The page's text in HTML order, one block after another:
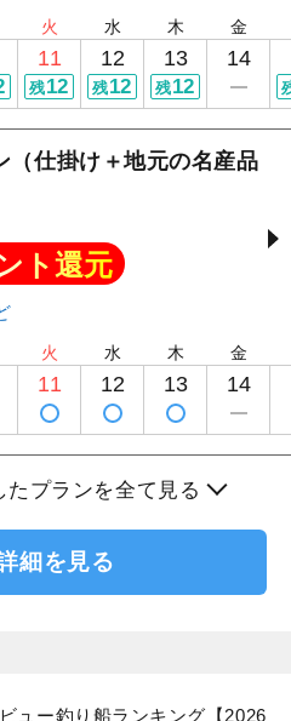
火
11
残12
水
12
残12
木
13
残12
金
14
（仕掛け＋地元の名産品
ト還元
火
11
水
12
木
13
金
14
たプランを全て見る
細を見る
ュー釣り船ランキング【2026